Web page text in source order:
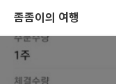
좀좀이의 여행